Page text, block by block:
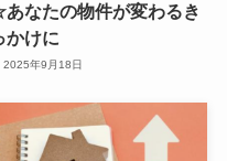
なたの物件が変わるき
かけに
2025年9月18日